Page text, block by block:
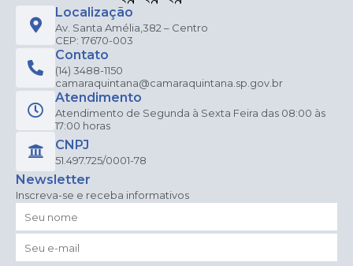
Localização
Av. Santa Amélia,382 – Centro
CEP: 17670-003
Contato
(14) 3488-1150
camaraquintana@camaraquintana.sp.gov.br
Atendimento
Atendimento de Segunda à Sexta Feira das 08:00 às
17:00 horas
CNPJ
51.497.725/0001-78
Newsletter
Inscreva-se e receba informativos